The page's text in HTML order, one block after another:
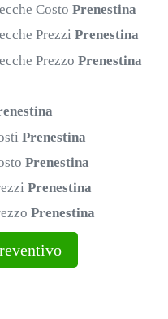
CostoPrenestina
PrezziPrenestina
PrezzoPrenestina
Prenestina
Prenestina
Prenestina
Prenestina